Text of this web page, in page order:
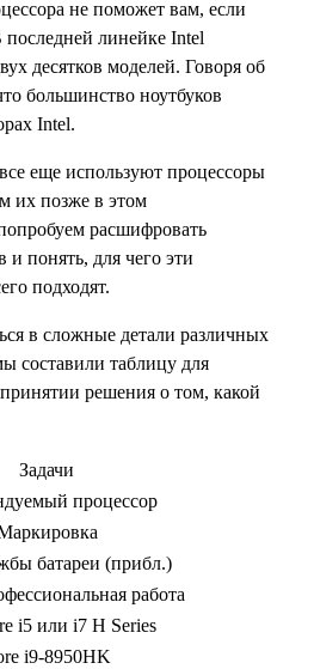
не поможет вам, если
линейке Intel
десятков моделей. Говоря об
большинство ноутбуков
Intel.
еще используют процессоры
их позже в этом
расшифровать
и понять, для чего эти
подходят.
в сложные детали различных
составили таблицу для
решения о том, какой
Задачи
процессор
батареи (прибл.)
работа
i5 или i7 H Series
i9-8950HK